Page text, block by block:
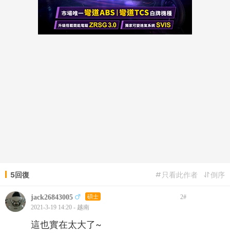
5回復 倒序
只看此作者
jack26843005 碩士 2#
2021-3-19 14:20 - 越南
這也實在太大了~